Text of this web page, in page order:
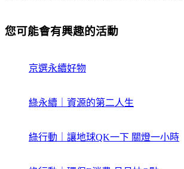
您可能會有興趣的活動
京選永續好物
綠永續｜資源的第二人生
綠行動｜讓地球QK一下 關燈一小時